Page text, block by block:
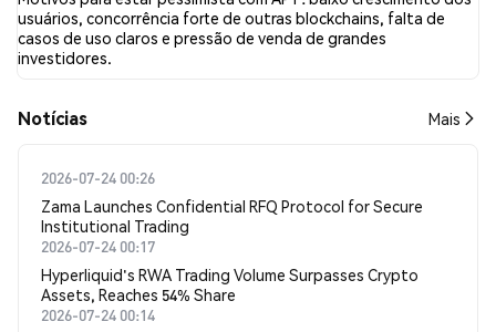
usuários, concorrência forte de outras blockchains, falta de
casos de uso claros e pressão de venda de grandes
investidores.
​​Notícias​​ Mais
2026-07-24 00:26
Zama Launches Confidential RFQ Protocol for Secure
Institutional Trading
2026-07-24 00:17
Hyperliquid's RWA Trading Volume Surpasses Crypto
Assets, Reaches 54% Share
2026-07-24 00:14